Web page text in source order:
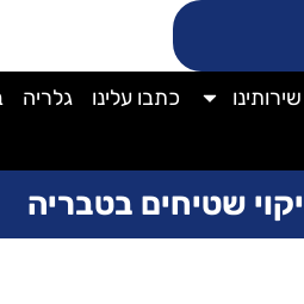
שירותינו כתבו עלינו גלריה
שטיחים בטבריה